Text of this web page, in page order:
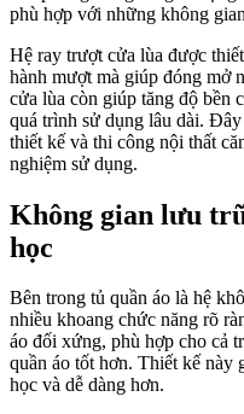
phù hợp với những không
Hệ ray trượt cửa lùa được
hành mượt mà giúp đóng mở
cửa lùa còn giúp tăng độ bền
quá trình sử dụng lâu dài.
thiết kế và thi công nội thất
nghiệm sử dụng.
Không gian lưu
học
Bên trong tủ quần áo là hệ
nhiều khoang chức năng rõ
áo đối xứng, phù hợp cho cả
quần áo tốt hơn. Thiết kế này
học và dễ dàng hơn.